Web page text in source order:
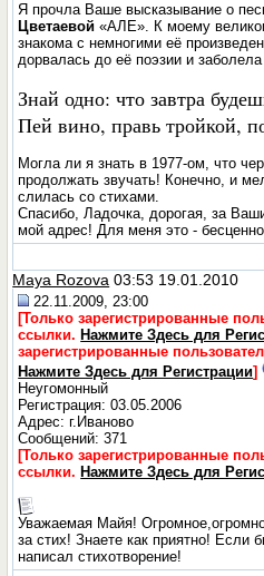
Я прочла Ваше высказывание о
Цветаевой «АЛЕ». К моему
знакома с немногими её
дорвалась до её поэзии и
Знай одно: что завтра
Пей вино, правь тройкой,
Могла ли я знать в 1977-ом, что
продолжать звучать! Конечно, и
слилась со стихами.
Спасибо, Ладочка, дорогая, за
мой адрес! Для меня это -
Maya Rozova 03:53 19.01.2010
22.11.2009, 23:00
[Только зарегистрированные
ссылки. Нажмите Здесь для
зарегистрированные
Нажмите Здесь для Регистрации]
Неугомонный
Регистрация: 03.05.2006
Адрес: г.Иваново
Сообщений: 371
[Только зарегистрированные
ссылки. Нажмите Здесь для
Уважаемая Майя!
за стих! Знаете как приятно!
написал стихотворение!